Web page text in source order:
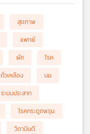
สุขภาพ
แพทย์
ผัก
โรค
ถั่วเหลือง
นม
ระบบประสาท
โรคกระดูกพรุน
วิตามินดี